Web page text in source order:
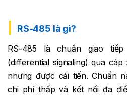
RS-485 là gì?
RS-485 là chuẩn giao
(differential signaling) qua
nhưng được cải tiến. Chuẩn
chi phí thấp và kết nối đa